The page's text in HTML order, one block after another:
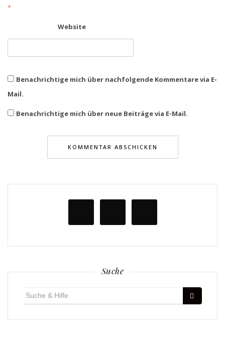
*
Website
Benachrichtige mich über nachfolgende Kommentare via E-
Mail.
Benachrichtige mich über neue Beiträge via E-Mail.
Suche